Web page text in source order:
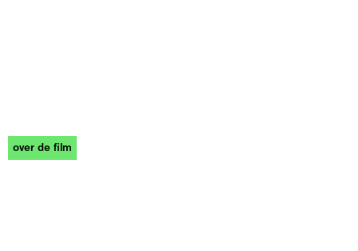
over de film